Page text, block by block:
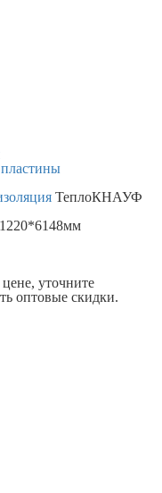
ТеплоКНАУФ
уточните
оптовые скидки.